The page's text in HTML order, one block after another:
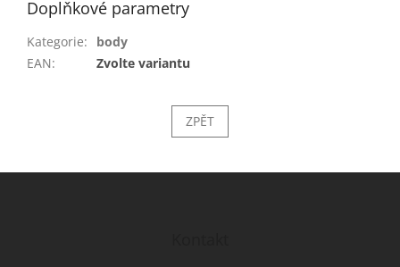
Doplňkové parametry
Kategorie:
body
EAN: Zvolte variantu
ZPĚT